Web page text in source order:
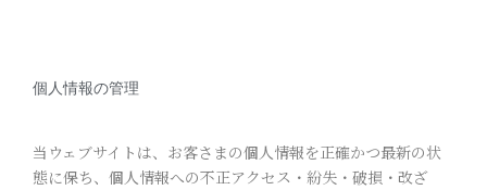
個人情報の管理
当ウェブサイトは、お客さまの個人情報を正確かつ最新の状
態に保ち、個人情報への不正アクセス・紛失・破損・改ざ